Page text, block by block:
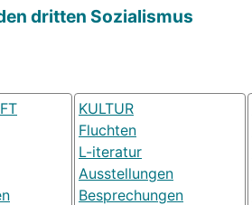
dritten Sozialismus
KULTUR
Fluchten
L-iteratur
Ausstellungen
Besprechungen